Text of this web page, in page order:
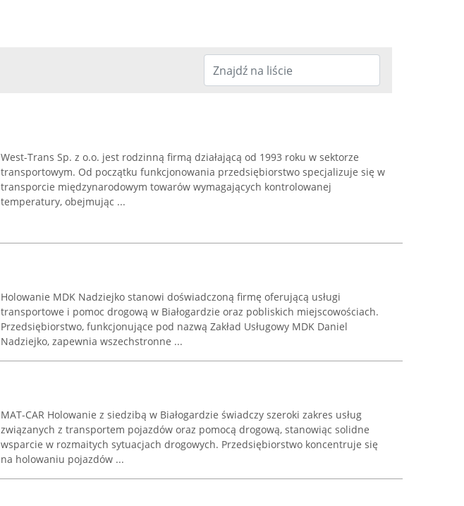
West-Trans Sp. z o.o. jest rodzinną firmą działającą od 1993 roku w sektorze
transportowym. Od początku funkcjonowania przedsiębiorstwo specjalizuje się w
transporcie międzynarodowym towarów wymagających kontrolowanej
temperatury, obejmując ...
Holowanie MDK Nadziejko stanowi doświadczoną firmę oferującą usługi
transportowe i pomoc drogową w Białogardzie oraz pobliskich miejscowościach.
Przedsiębiorstwo, funkcjonujące pod nazwą Zakład Usługowy MDK Daniel
Nadziejko, zapewnia wszechstronne ...
MAT-CAR Holowanie z siedzibą w Białogardzie świadczy szeroki zakres usług
związanych z transportem pojazdów oraz pomocą drogową, stanowiąc solidne
wsparcie w rozmaitych sytuacjach drogowych. Przedsiębiorstwo koncentruje się
na holowaniu pojazdów ...